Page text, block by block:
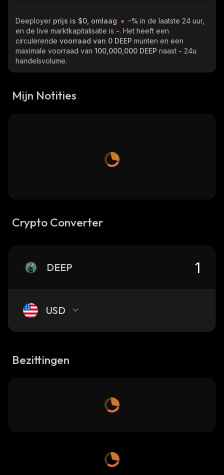
Deeployer prijs is $0, omlaag -% in de laatste 24 uur,
en de live marktkapitalisatie is -. Het heeft een
circulerende voorraad van 0 DEEP munten en een
maximale voorraad van 100,000,000 DEEP naast - 24u
handelsvolume.
Mijn Notities
Crypto Converter
DEEP
USD
Bezittingen